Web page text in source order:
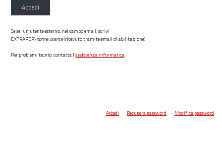
Accedi
Se sei un utente esterno, nel campo email, scrivi
EXTRARER\nome utente(ricevuto tramite email di abilitazione)
Per problemi tecnici contatta l’assistenza informatica.
Accedi Recupera password Modifica password